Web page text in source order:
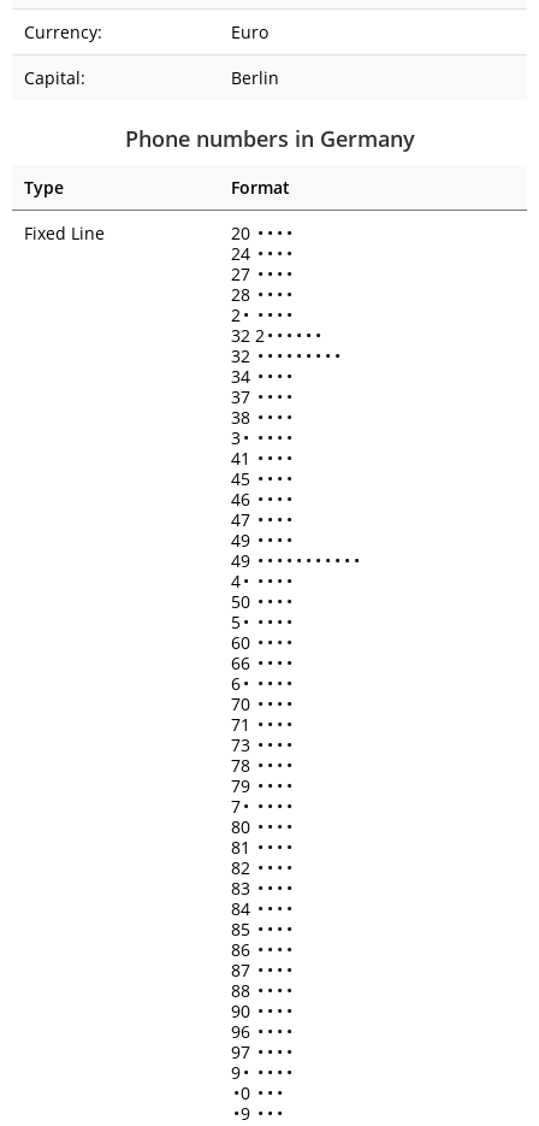
Currency:
Euro
Capital:
Berlin
Phone numbers in Germany
Type
Format
Fixed Line
20 • • • •
24 • • • •
27 • • • •
28 • • • •
2• • • • •
32 2• • • • • •
32 • • • • • • • • •
34 • • • •
37 • • • •
38 • • • •
3• • • • •
41 • • • •
45 • • • •
46 • • • •
47 • • • •
49 • • • •
49 • • • • • • • • • • •
4• • • • •
50 • • • •
5• • • • •
60 • • • •
66 • • • •
6• • • • •
70 • • • •
71 • • • •
73 • • • •
78 • • • •
79 • • • •
7• • • • •
80 • • • •
81 • • • •
82 • • • •
83 • • • •
84 • • • •
85 • • • •
86 • • • •
87 • • • •
88 • • • •
90 • • • •
96 • • • •
97 • • • •
9• • • • •
•0 • • •
•9 • • •